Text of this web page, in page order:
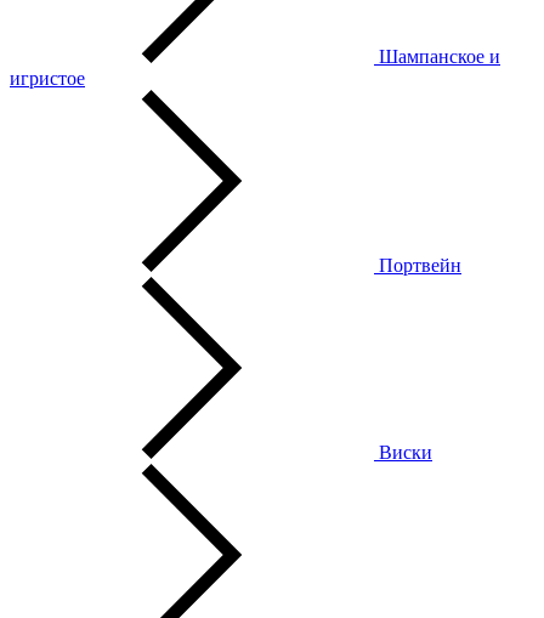
Шампанское и
игристое
Портвейн
Виски